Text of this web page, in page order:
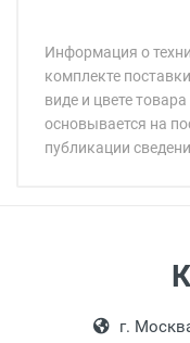
Информация о
комплекте
виде и цвете
основывается на
публикации
18:00, по
г.